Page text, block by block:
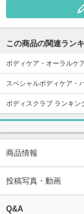
この商品の関連ラン
ボディケア・オーラルケ
スペシャルボディケア・
ボディスクラブ ランキン
商品情報
投稿写真・動画
Q&A